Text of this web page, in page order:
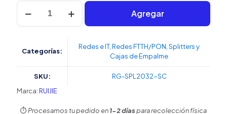
era:
$3,280.56.$3,116.48.
e-
Lighten
Splitter
Puertos
Frecuencias
soportadas
1260nm
Agregar
Categorías:
Redes e IT, Redes FTTH/PON Splitters y
Cajas de Empalme
SKU:
RG-SPL2032-SC
Marca:RUIJIE
⏱️Procesamos tu pedido en1-2 díaspara recolección física